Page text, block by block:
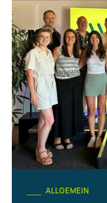
ALLGEMEIN